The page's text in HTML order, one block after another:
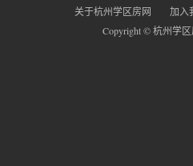
关于杭州学区房网
加入
Copyright © 杭州学